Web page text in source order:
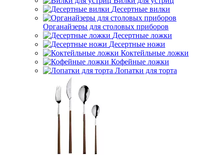
Десертные вилки
Органайзеры для столовых приборов
Десертные ложки
Десертные ножи
Коктейльные ложки
Кофейные ложки
Лопатки для торта